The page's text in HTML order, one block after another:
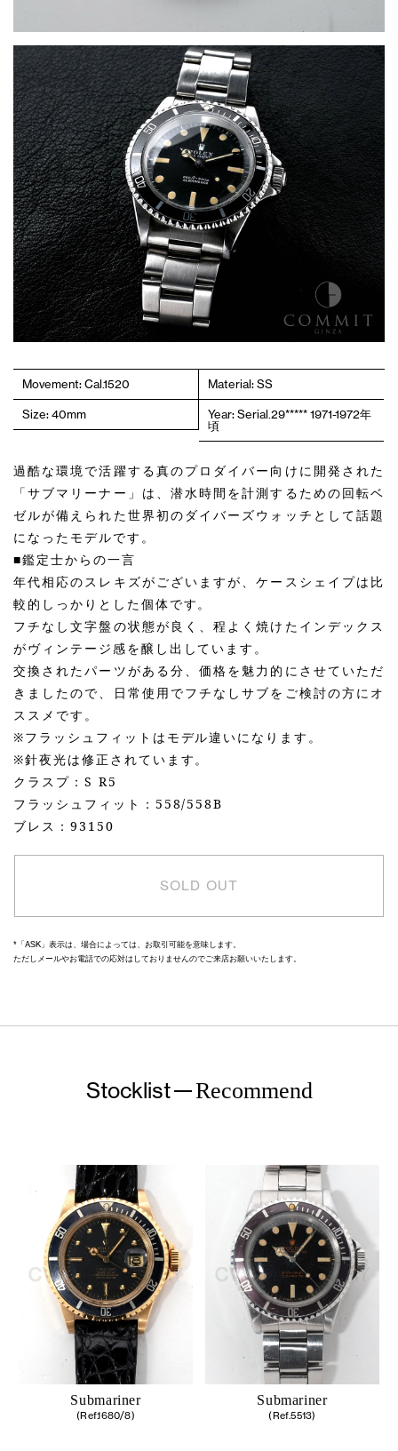
Movement: Cal.1520 Material: SS
Size: 40mm
Year: Serial.29***** 1971-1972年
頃
過酷な環境で活躍する真のプロダイバー向けに開発された
「サブマリーナー」は、潜水時間を計測するための回転ベ
ゼルが備えられた世界初のダイバーズウォッチとして話題
になったモデルです。
■鑑定士からの一言
年代相応のスレキズがございますが、ケースシェイプは比
較的しっかりとした個体です。
フチなし文字盤の状態が良く、程よく焼けたインデックス
がヴィンテージ感を醸し出しています。
交換されたパーツがある分、価格を魅力的にさせていただ
きましたので、日常使用でフチなしサブをご検討の方にオ
ススメです。
※フラッシュフィットはモデル違いになります。
※針夜光は修正されています。
クラスプ：S R5
フラッシュフィット：558/558B
ブレス：93150
SOLD OUT
*「ASK」表示は、場合によっては、お取引可能を意味します。
ただしメールやお電話での応対はしておりませんのでご来店お願いいたします。
Stocklist Recommend
Submariner
(Ref.1680/8)
Submariner
(Ref.5513)